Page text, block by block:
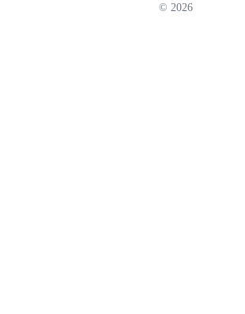
длительного срока службы Режущий
© 2026